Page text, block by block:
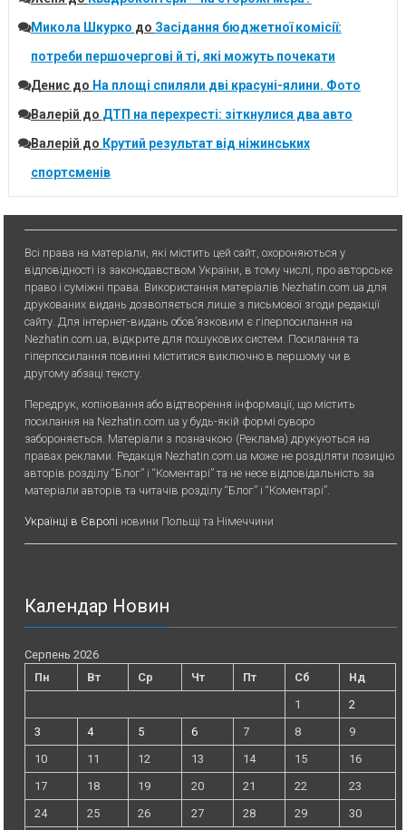
Микола Шкурко до Засідання бюджетної комісії:
потреби першочергові й ті, які можуть почекати
Денисдо На площі спиляли дві красуні-ялини. Фото
Валерій до ДТП на перехресті: зіткнулися два авто
Валерій до Крутий результат від ніжинських
спортсменів
Всі права на матеріали, які містить цей сайт, охороняються у
відповідності із законодавством України, в тому числі, про авторське
право і суміжні права. Використання матерiалiв Nezhatin.com.ua для
друкованих видань дозволяється лише з письмової згоди редакції
сайту. Для iнтернет-видань обов’язковим є гiперпосилання на
Nezhatin.com.ua, відкрите для пошукових систем. Посилання та
гіперпосилання повинні міститися виключно в першому чи в
другому абзаці тексту.
Передрук, копiювання або вiдтворення iнформацiї, що мiстить
посилання на Nezhatin.com.ua у будь-якiй формi суворо
забороняється. Матеріали з позначкою (Реклама) друкуються на
правах реклами. Редакція Nezhatin.com.ua може не розділяти позицію
авторів розділу “Блог” і “Коментарі” та не несе відповідальність за
матеріали авторів та читачів розділу “Блог” і “Коментарі”.
Українці в Європі новини Польщі та Німеччини
Календар Новин
Серпень 2026
Пн
Вт Ср Чт Пт Сб
Нд
1
2
3
4 5 6 7 8
9
10
11 12 13 14 15
16
17
18 19 20 21 22
23
24
25 26 27 28 29 30